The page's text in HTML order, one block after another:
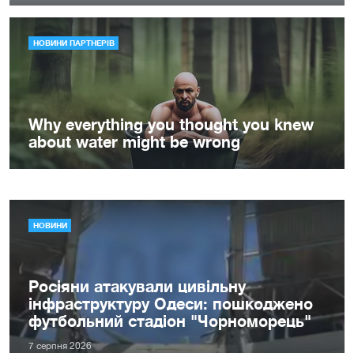
НОВИНИ
Росіяни атакували цивільну
інфраструктуру Одеси: пошкоджено
футбольний стадіон "Чорноморець"
7 серпня 2026